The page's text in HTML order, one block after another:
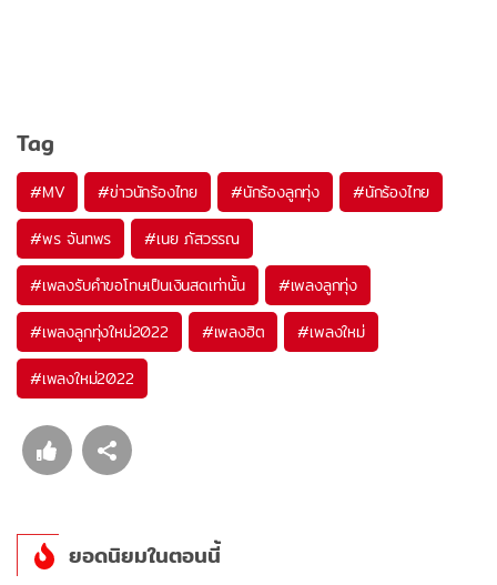
Tag
#MV #ข่าวนักร้องไทย #นักร้องลูกทุ่ง #นักร้องไทย
#พร จันทพร #เนย ภัสวรรณ
#เพลงรับคำขอโทษเป็นเงินสดเท่านั้น #เพลงลูกทุ่ง
#เพลงลูกทุ่งใหม่2022 #เพลงฮิต #เพลงใหม่
#เพลงใหม่2022
ยอดนิยมในตอนนี้